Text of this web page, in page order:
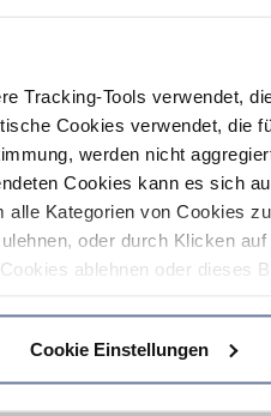
Tracking-Tools verwendet,
Cookies verwendet, die
werden nicht
Cookies kann es sich
Kategorien von Cookies
oder durch Klicken
ablehnen oder dieses
Cookie Einstellungen